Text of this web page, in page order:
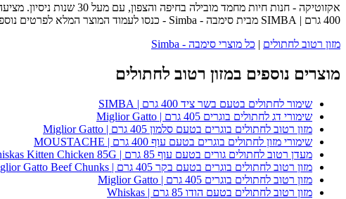
אקזוטיקה - חנות חיות
400 גרם | SIMBA מבית סימבה - Simba - כנסו לעמוד המוצר המלא לפרטים נוספים, ביקורות לקוחות והזמנה.
מזון רטוב לחתולים | כל מוצרי סימבה - Simba
מוצרים נוספים במזון רטוב לחתולים
שימור לחתולים בטעם בשר ציד 400 גרם | SIMBA
שימורי דג לחתולים בוגרים 405 גרם | Miglior Gatto
מזון רטוב לחתולים בוגרים בטעם סלמון 405 גרם | Miglior Gatto
שימורי מזון לחתולים בוגרים בטעם עוף 400 גרם | MOUSTACHE
מעדן רטוב לחתולים גורים בטעם עוף 85 גרם | Whiskas Kitten Chicken 85G
מזון רטוב לחתולים בוגרים בטעם בקר 405 גרם | Miglior Gatto Beef Chunks
מזון רטוב לחתולים בוגרים 405 גרם | Miglior Gatto
מזון רטוב לחתולים בטעם הודו 85 גרם | Whiskas